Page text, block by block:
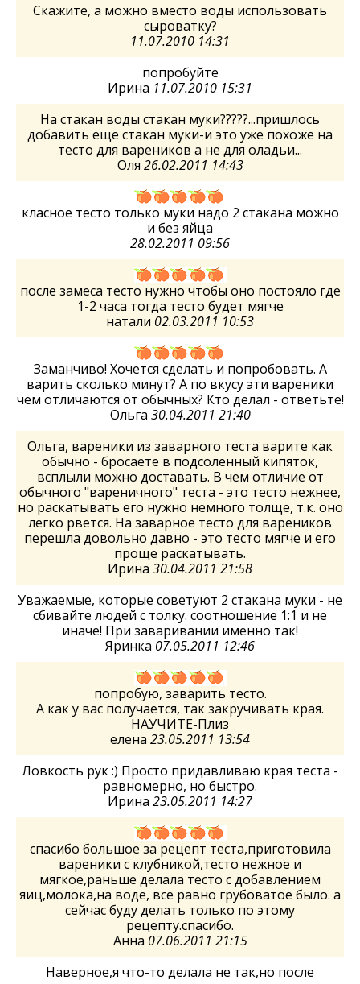
Скажите, а можно вместо воды использовать
сыроватку?
11.07.2010 14:31
попробуйте
Ирина 11.07.2010 15:31
На стакан воды стакан муки?????...пришлось
добавить еще стакан муки-и это уже похоже на
тесто для вареников а не для оладьи...
Оля 26.02.2011 14:43
класное тесто только муки надо 2 стакана можно
и без яйца
28.02.2011 09:56
после замеса тесто нужно чтобы оно постояло где
1-2 часа тогда тесто будет мягче
натали 02.03.2011 10:53
Заманчиво! Хочется сделать и попробовать. А
варить сколько минут? А по вкусу эти вареники
чем отличаются от обычных? Кто делал - ответьте!
Ольга 30.04.2011 21:40
Ольга, вареники из заварного теста варите как
обычно - бросаете в подсоленный кипяток,
всплыли можно доставать. В чем отличие от
обычного "вареничного" теста - это тесто нежнее,
но раскатывать его нужно немного толще, т.к. оно
легко рвется. На заварное тесто для вареников
перешла довольно давно - это тесто мягче и его
проще раскатывать.
Ирина 30.04.2011 21:58
Уважаемые, которые советуют 2 стакана муки - не
сбивайте людей с толку. соотношение 1:1 и не
иначе! При заваривании именно так!
Яринка 07.05.2011 12:46
попробую, заварить тесто.
А как у вас получается, так закручивать края.
НАУЧИТЕ-Плиз
елена 23.05.2011 13:54
Ловкость рук :) Просто придавливаю края теста -
равномерно, но быстро.
Ирина 23.05.2011 14:27
спасибо большое за рецепт теста,приготовила
вареники с клубникой,тесто нежное и
мягкое,раньше делала тесто с добавлением
яиц,молока,на воде, все равно грубоватое было. а
сейчас буду делать только по этому
рецепту.спасибо.
Анна 07.06.2011 21:15
Наверное,я что-то делала не так,но после